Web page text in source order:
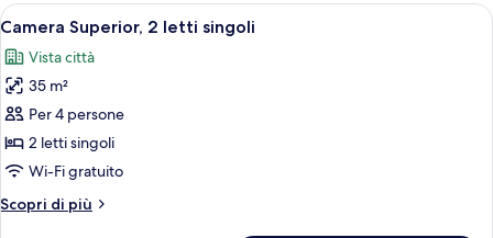
Apri
tutte
le
foto
per
Camera
Superior,
letti
Camera d'albergo con due letti, una
3
Camera Superior, 2 letti singoli
Vista città
35 m²
Per 4 persone
2 letti singoli
Wi-Fi gratuito
Scopri di più
Altri